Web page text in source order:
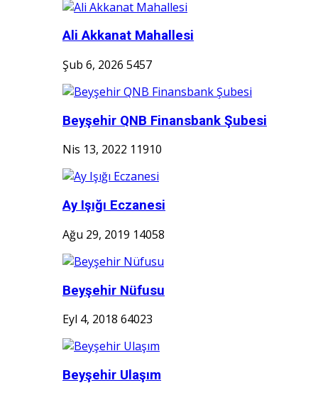
Ali Akkanat Mahallesi
Şub 6, 2026 5457
Beyşehir QNB Finansbank Şubesi
Nis 13, 2022 11910
Ay Işığı Eczanesi
Ağu 29, 2019 14058
Beyşehir Nüfusu
Eyl 4, 2018 64023
Beyşehir Ulaşım